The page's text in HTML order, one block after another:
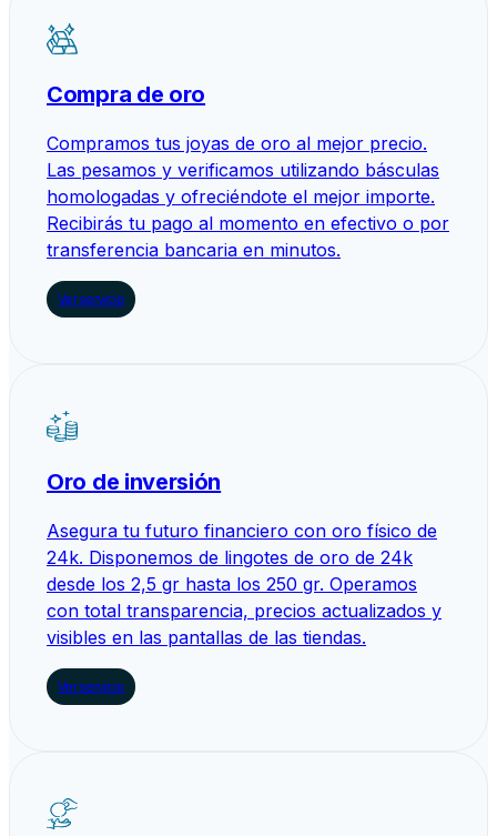
Compra de oro
Compramos tus joyas de oro al mejor precio.
Las pesamos y verificamos utilizando básculas
homologadas y ofreciéndote el mejor importe.
Recibirás tu pago al momento en efectivo o por
transferencia bancaria en minutos.
Ver servicio
Oro de inversión
Asegura tu futuro financiero con oro físico de
24k. Disponemos de lingotes de oro de 24k
desde los 2,5 gr hasta los 250 gr. Operamos
con total transparencia, precios actualizados y
visibles en las pantallas de las tiendas.
Ver servicio